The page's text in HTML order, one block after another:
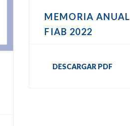
MEMORIA ANUAL
FIAB 2022
DESCARGAR PDF